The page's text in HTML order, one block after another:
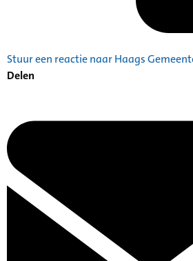
Stuur een reactie naar Haags
Delen